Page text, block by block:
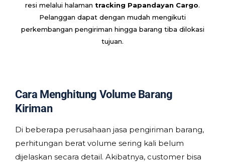
resi melalui halaman tracking Papandayan Cargo.
Pelanggan dapat dengan mudah mengikuti
perkembangan pengiriman hingga barang tiba dilokasi
tujuan.
Cara Menghitung Volume Barang
Kiriman
Di beberapa perusahaan jasa pengiriman barang,
perhitungan berat volume sering kali belum
dijelaskan secara detail. Akibatnya, customer bisa